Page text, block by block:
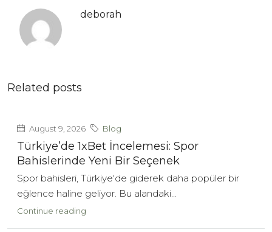
deborah
Related posts
August 9, 2026 Blog
Türkiye’de 1xBet İncelemesi: Spor
Bahislerinde Yeni Bir Seçenek
Spor bahisleri, Türkiye'de giderek daha popüler bir
eğlence haline geliyor. Bu alandaki...
Continue reading